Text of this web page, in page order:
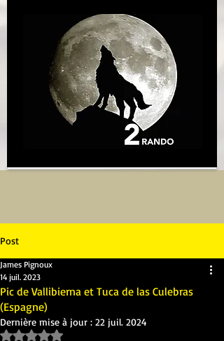
Post
Pic de Vallibierna et Tuca de las Culebras
(Espagne)
James Pignoux
14 juil. 2023
Dernière mise à jour : 22 juil. 2024
Noté NaN étoiles sur 5.